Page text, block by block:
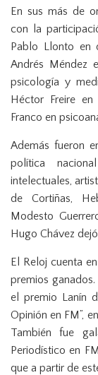
En sus más de
con la
Pablo Llonto en
Andrés Méndez
psicología y
Héctor Freire
Franco en
Además fueron
política
intelectuales,
de Cortiñas,
Modesto
Hugo Chávez
El Reloj cuenta
premios
el premio Lanín
Opinión en FM”,
También fue
Periodístico en
que a partir de